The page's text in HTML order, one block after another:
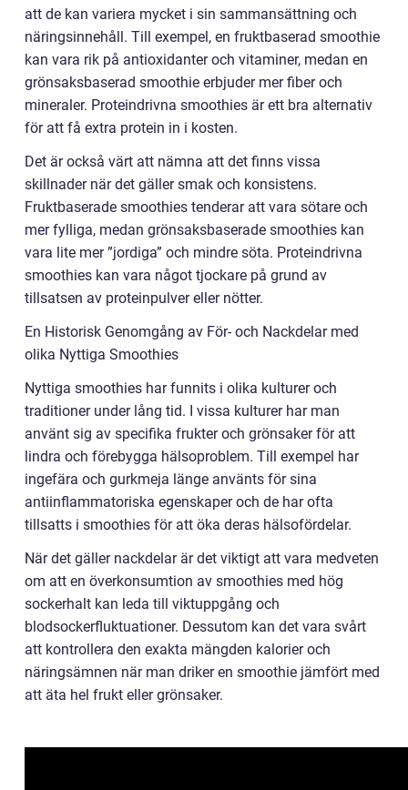
att de kan variera mycket i sin sammansättning och
näringsinnehåll. Till exempel, en fruktbaserad smoothie
kan vara rik på antioxidanter och vitaminer, medan en
grönsaksbaserad smoothie erbjuder mer fiber och
mineraler. Proteindrivna smoothies är ett bra alternativ
för att få extra protein in i kosten.
Det är också värt att nämna att det finns vissa
skillnader när det gäller smak och konsistens.
Fruktbaserade smoothies tenderar att vara sötare och
mer fylliga, medan grönsaksbaserade smoothies kan
vara lite mer ”jordiga” och mindre söta. Proteindrivna
smoothies kan vara något tjockare på grund av
tillsatsen av proteinpulver eller nötter.
En Historisk Genomgång av För- och Nackdelar med
olika Nyttiga Smoothies
Nyttiga smoothies har funnits i olika kulturer och
traditioner under lång tid. I vissa kulturer har man
använt sig av specifika frukter och grönsaker för att
lindra och förebygga hälsoproblem. Till exempel har
ingefära och gurkmeja länge använts för sina
antiinflammatoriska egenskaper och de har ofta
tillsatts i smoothies för att öka deras hälsofördelar.
När det gäller nackdelar är det viktigt att vara medveten
om att en överkonsumtion av smoothies med hög
sockerhalt kan leda till viktuppgång och
blodsockerfluktuationer. Dessutom kan det vara svårt
att kontrollera den exakta mängden kalorier och
näringsämnen när man driker en smoothie jämfört med
att äta hel frukt eller grönsaker.